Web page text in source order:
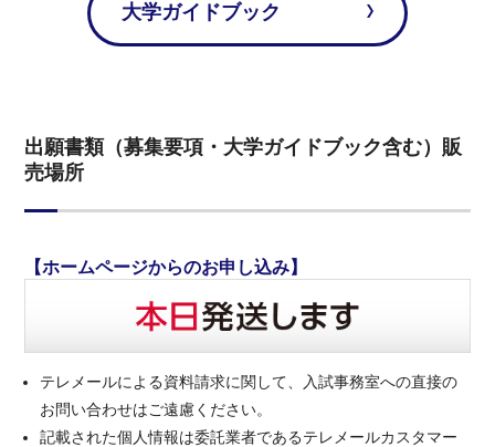
大学ガイドブック
出願書類（募集要項・大学ガイドブック含む）販
売場所
【ホームページからのお申し込み】
テレメールによる資料請求に関して、入試事務室への直接の
お問い合わせはご遠慮ください。
記載された個人情報は委託業者であるテレメールカスタマー